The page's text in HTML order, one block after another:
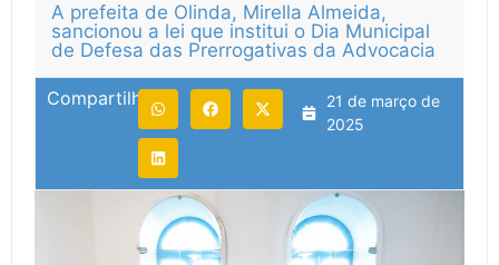
A prefeita de Olinda, Mirella Almeida,
sancionou a lei que institui o Dia Municipal
de Defesa das Prerrogativas da Advocacia
Compartilhe:
21 de março de
2025